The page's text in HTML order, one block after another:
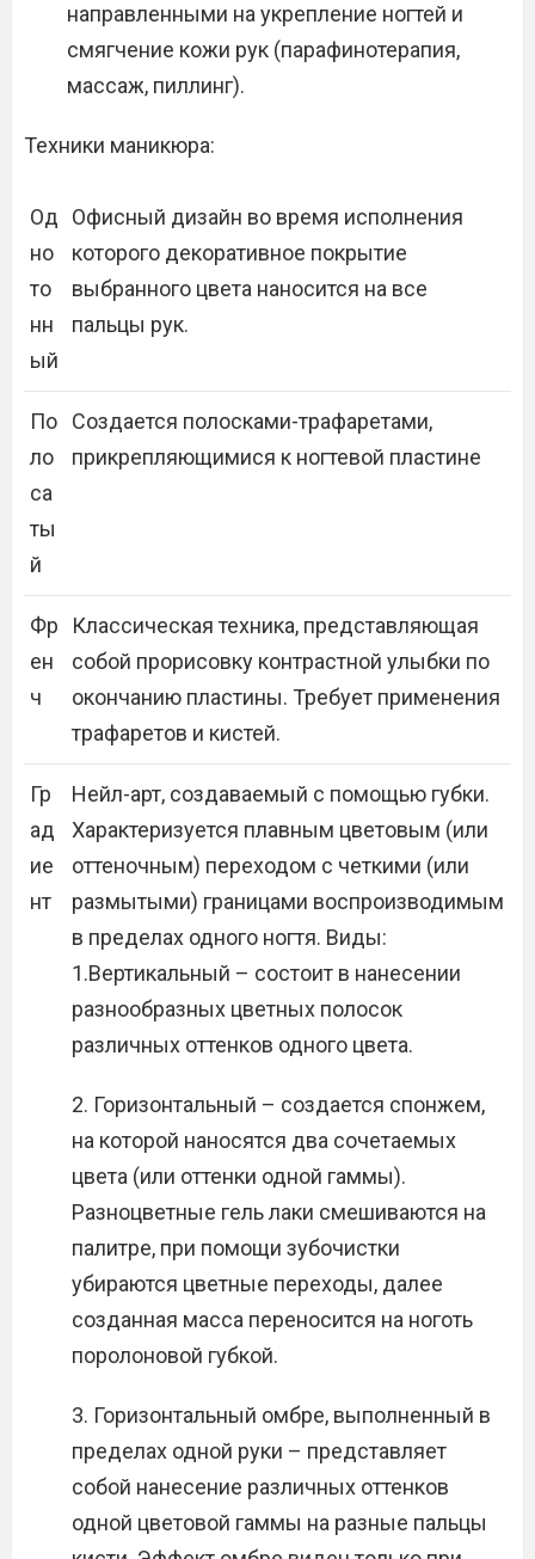
направленными на укрепление ногтей и
смягчение кожи рук (парафинотерапия,
массаж, пиллинг).
Техники маникюра:
Од
но
то
нн
ый
Офисный дизайн во время исполнения
которого декоративное покрытие
выбранного цвета наносится на все
пальцы рук.
По
ло
са
ты
й
Создается полосками-трафаретами,
прикрепляющимися к ногтевой пластине
Фр
ен
ч
Классическая техника, представляющая
собой прорисовку контрастной улыбки по
окончанию пластины. Требует применения
трафаретов и кистей.
Гр
ад
ие
нт
Нейл-арт, создаваемый с помощью губки.
Характеризуется плавным цветовым (или
оттеночным) переходом с четкими (или
размытыми) границами воспроизводимым
в пределах одного ногтя. Виды:
1.Вертикальный – состоит в нанесении
разнообразных цветных полосок
различных оттенков одного цвета.
2. Горизонтальный – создается спонжем,
на которой наносятся два сочетаемых
цвета (или оттенки одной гаммы).
Разноцветные гель лаки смешиваются на
палитре, при помощи зубочистки
убираются цветные переходы, далее
созданная масса переносится на ноготь
поролоновой губкой.
3. Горизонтальный омбре, выполненный в
пределах одной руки – представляет
собой нанесение различных оттенков
одной цветовой гаммы на разные пальцы